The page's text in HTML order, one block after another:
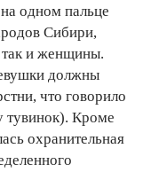
одном пальце
Сибири,
и женщины.
должны
что говорило
тувинок). Кроме
охранительная